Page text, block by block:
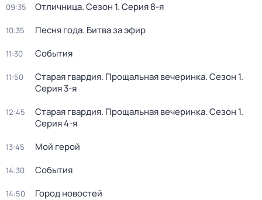
09:35 Отличница. Сезон 1. Серия 8-я
10:35 Песня года. Битва за эфир
11:30 События
11:50 Старая гвардия. Прощальная вечеринка. Сезон 1.
Серия 3-я
12:45 Старая гвардия. Прощальная вечеринка. Сезон 1.
Серия 4-я
13:45 Мой герой
14:30 События
14:50 Город новостей